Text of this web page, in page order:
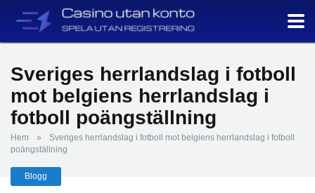
Sveriges herrlandslag i fotboll
mot belgiens herrlandslag i
fotboll poängställning
Hem »
Sveriges herrlandslag i fotboll mot belgiens herrlandslag i fotboll
poängställning
Blogg